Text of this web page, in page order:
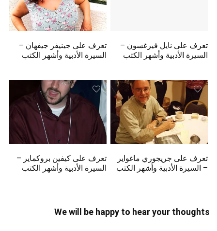
تعرف على نايل فيرغسون –
السيرة الأدبية وأشهر الكتب
تعرف على جينيفر جيفهان –
السيرة الأدبية وأشهر الكتب
تعرف على جريجوري ماغواير
– السيرة الأدبية وأشهر الكتب
تعرف على كيفين بروكماير –
السيرة الأدبية وأشهر الكتب
We will be happy to hear your thoughts